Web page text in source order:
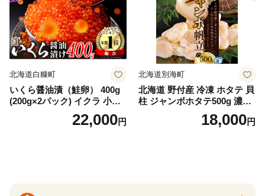
冷凍 厚切り 薄切り ふるさと
納税 ふるさとチョイス チョ
イス 北海道 白糠町
北海道白糠町
いくら醤油漬（鮭卵） 400g
(200g×2パック) イクラ 小分
け いくら醤油漬 鮭いくら い
くら醤油漬け 鮭 鮭卵 ikura
22,000円
北海道別海町
北海道 野付産 冷凍 ホタテ 貝
柱 ジャンボホタテ500g 濃厚
な旨味と甘み （ほたて ホタ
テ 帆立 貝柱 ホタテ貝柱 大玉
18,000円